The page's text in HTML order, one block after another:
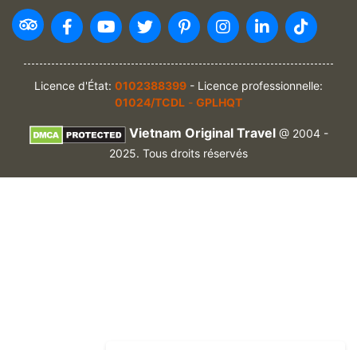
Licence d'État: 0102388399 - Licence professionnelle:
01024/TCDL - GPLHQT
Vietnam Original Travel @ 2004 -
2025. Tous droits réservés